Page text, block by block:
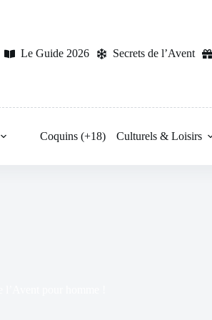
Le Guide 2026
Secrets de l’Avent
Coquins (+18) Culturels & Loisirs